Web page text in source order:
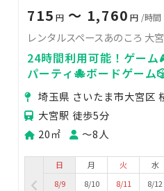
715 円 〜 1,760 円 /時間
レンタルスペースあのころ 大宮
24時間利用可能！ゲーム
パーティ🐙ボードゲー
ど 埼玉県 さいたま市大宮区
大宮駅 徒歩5分
20㎡
〜8人
日
8/9
月
8/10
火
8/11
水
8/12